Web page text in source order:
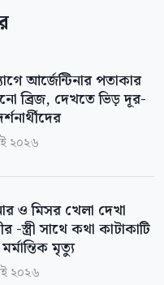
আর্জেন্টিনার পতাকার
ব্রিজ, দেখতে ভিড় দূর-
২০২৬
ও মিসর খেলা দেখা
-স্ত্রী সাথে কথা কাটাকাটি
মৃত্যু
২০২৬